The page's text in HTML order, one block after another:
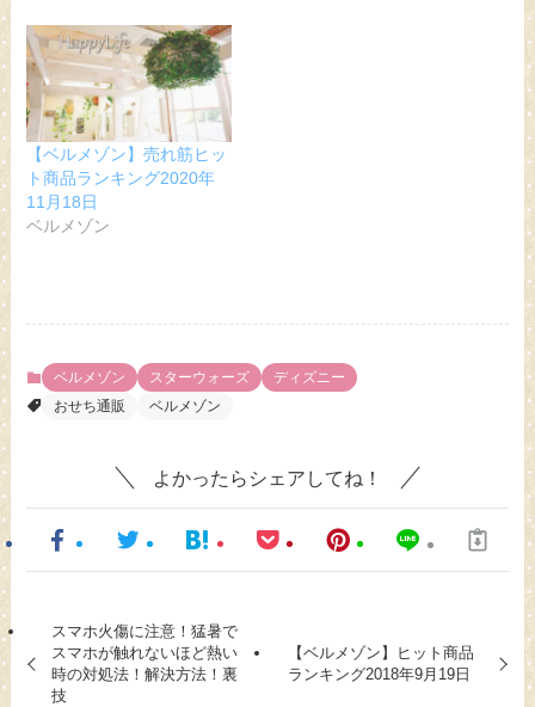
【ベルメゾン】売れ筋ヒッ
ト商品ランキング2020年
11月18日
ベルメゾン
ベルメゾン スターウォーズ
ディズニー
おせち通販
ベルメゾン
よかったらシェアしてね！
スマホ火傷に注意！猛暑で
スマホが触れないほど熱い
時の対処法！解決方法！裏
技
【ベルメゾン】ヒット商品
ランキング2018年9月19日